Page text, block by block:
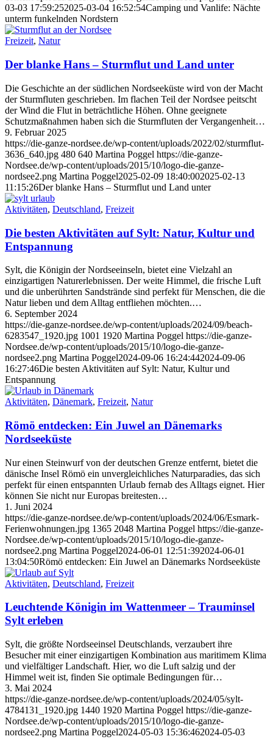
03-03 17:59:252025-03-04 16:52:54Camping und Vanlife: Nächte
unterm funkelnden Nordstern
Freizeit, Natur
Der blanke Hans – Sturmflut und Land unter
Die Geschichte an der südlichen Nordseeküste wird von der Macht
der Sturmfluten geschrieben. Im flachen Teil der Nordsee peitscht
der Wind die Flut in beträchtliche Höhen. Ohne geeignete
Schutzmaßnahmen haben sich die Sturmfluten der Vergangenheit…
9. Februar 2025
https://die-ganze-nordsee.de/wp-content/uploads/2022/02/sturmflut-
3636_640.jpg 480 640 Martina Poggel https://die-ganze-
Nordsee.de/wp-content/uploads/2015/10/logo-die-ganze-
nordsee2.png Martina Poggel2025-02-09 18:40:002025-02-13
11:15:26Der blanke Hans – Sturmflut und Land unter
Aktivitäten, Deutschland, Freizeit
Die besten Aktivitäten auf Sylt: Natur, Kultur und
Entspannung
Sylt, die Königin der Nordseeinseln, bietet eine Vielzahl an
einzigartigen Naturerlebnissen. Der weite Himmel, die frische Luft
und die unberührten Sandstrände sind perfekt für Menschen, die die
Natur lieben und dem Alltag entfliehen möchten.…
6. September 2024
https://die-ganze-nordsee.de/wp-content/uploads/2024/09/beach-
6283547_1920.jpg 1001 1920 Martina Poggel https://die-ganze-
Nordsee.de/wp-content/uploads/2015/10/logo-die-ganze-
nordsee2.png Martina Poggel2024-09-06 16:24:442024-09-06
16:27:46Die besten Aktivitäten auf Sylt: Natur, Kultur und
Entspannung
Aktivitäten, Dänemark, Freizeit, Natur
Römö entdecken: Ein Juwel an Dänemarks
Nordseeküste
Nur einen Steinwurf von der deutschen Grenze entfernt, bietet die
dänische Insel Römö ein unvergleichliches Naturparadies, das sich
perfekt für einen entspannten Urlaub fernab des Alltags eignet. Hier
können Sie nicht nur Europas breitesten…
1. Juni 2024
https://die-ganze-nordsee.de/wp-content/uploads/2024/06/Esmark-
Ferienwohnungen.jpg 1365 2048 Martina Poggel https://die-ganze-
Nordsee.de/wp-content/uploads/2015/10/logo-die-ganze-
nordsee2.png Martina Poggel2024-06-01 12:51:392024-06-01
13:04:50Römö entdecken: Ein Juwel an Dänemarks Nordseeküste
Aktivitäten, Deutschland, Freizeit
Leuchtende Königin im Wattenmeer – Trauminsel
Sylt erleben
Sylt, die größte Nordseeinsel Deutschlands, verzaubert ihre
Besucher mit einer einzigartigen Kombination aus maritimem Klima
und vielfältiger Landschaft. Hier, wo die Luft salzig und der
Himmel weit ist, finden Sie optimale Bedingungen für…
3. Mai 2024
https://die-ganze-nordsee.de/wp-content/uploads/2024/05/sylt-
4784131_1920.jpg 1440 1920 Martina Poggel https://die-ganze-
Nordsee.de/wp-content/uploads/2015/10/logo-die-ganze-
nordsee2.png Martina Poggel2024-05-03 15:36:462024-05-03